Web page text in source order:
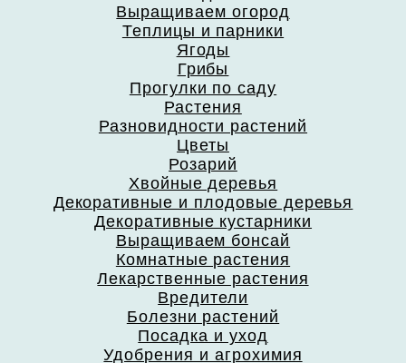
Выращиваем огород
Теплицы и парники
Ягоды
Грибы
Прогулки по саду
Растения
Разновидности растений
Цветы
Розарий
Хвойные деревья
Декоративные и плодовые деревья
Декоративные кустарники
Выращиваем бонсай
Комнатные растения
Лекарственные растения
Вредители
Болезни растений
Посадка и уход
Удобрения и агрохимия